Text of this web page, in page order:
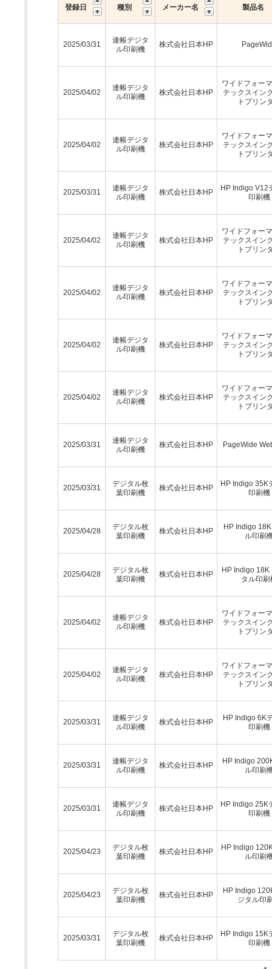
登録日 種別 メーカー名 製品名
2025/03/31
連帳デジタ
ル印刷機
株式会社日本HP
2025/04/02
連帳デジタ
ル印刷機
株式会社日本HP
ワイドフォー
テックスイン
トプリン
2025/04/02
連帳デジタ
ル印刷機
株式会社日本HP
ワイドフォー
テックスイン
トプリン
2025/03/31
連帳デジタ
ル印刷機
株式会社日本HP
HP Indigo V12
印刷機
2025/04/02
連帳デジタ
ル印刷機
株式会社日本HP
ワイドフォー
テックスイン
トプリン
2025/04/02
連帳デジタ
ル印刷機
株式会社日本HP
ワイドフォー
テックスイン
トプリン
2025/04/02
連帳デジタ
ル印刷機
株式会社日本HP
ワイドフォー
テックスイン
トプリン
2025/04/02
連帳デジタ
ル印刷機
株式会社日本HP
ワイドフォー
テックスイン
トプリン
2025/03/31
連帳デジタ
ル印刷機
株式会社日本HP PageWide
2025/03/31
デジタル枚
葉印刷機
株式会社日本HP
HP Indigo 35K
印刷機
2025/04/28
デジタル枚
葉印刷機
株式会社日本HP
HP Indigo
ル印刷
2025/04/28
デジタル枚
葉印刷機
株式会社日本HP
HP Indigo 18K
タル印刷
2025/04/02
連帳デジタ
ル印刷機
株式会社日本HP
ワイドフォー
テックスイン
トプリン
2025/04/02
連帳デジタ
ル印刷機
株式会社日本HP
ワイドフォー
テックスイン
トプリン
2025/03/31
連帳デジタ
ル印刷機
株式会社日本HP
HP Indigo 6K
印刷機
2025/03/31
連帳デジタ
ル印刷機
株式会社日本HP
HP Indigo
ル印刷
2025/03/31
連帳デジタ
ル印刷機
株式会社日本HP
HP Indigo 25K
印刷機
2025/04/23
デジタル枚
葉印刷機
株式会社日本HP
HP Indigo
ル印刷
2025/04/23
デジタル枚
葉印刷機
株式会社日本HP
HP Indigo
ジタル印
2025/03/31
デジタル枚
葉印刷機
株式会社日本HP
HP Indigo 15K
印刷機